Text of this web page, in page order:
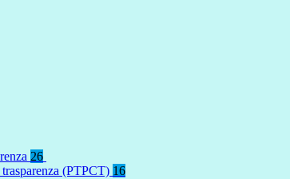
26
(PTPCT) 16